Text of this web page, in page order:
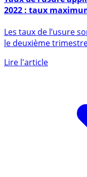
2022 : taux
le deuxième